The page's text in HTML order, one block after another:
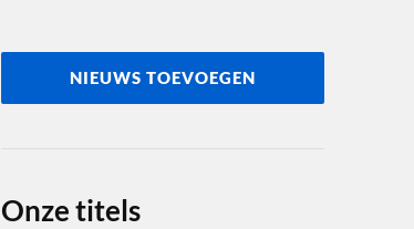
NIEUWS TOEVOEGEN
Onze titels